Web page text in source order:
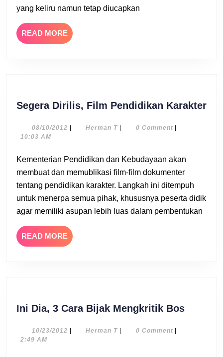
yang keliru namun tetap diucapkan
READ MORE READ
MORE
Segera Dirilis, Film Pendidikan Karakter
08/10/2012 08/10/2012
| Herman THerman
| 0 Comment |
10:03 AM
Kementerian Pendidikan dan Kebudayaan akan
membuat dan memublikasi film-film dokumenter
tentang pendidikan karakter. Langkah ini ditempuh
untuk menerpa semua pihak, khususnya peserta didik
agar memiliki asupan lebih luas dalam pembentukan
READ MORE READ
MORE
Ini Dia, 3 Cara Bijak Mengkritik BosIni
10/23/2012 10/23/2012
| Herman THerman
| 0 Comment |
2:49 AM